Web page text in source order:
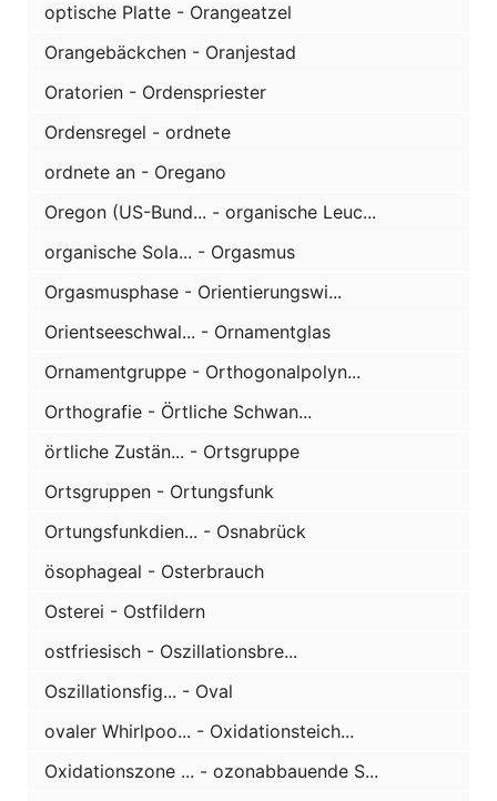
optische Platte - Orangeatzel
Orangebäckchen - Oranjestad
Oratorien - Ordenspriester
Ordensregel - ordnete
ordnete an - Oregano
Oregon (US-Bund... - organische Leuc...
organische Sola... - Orgasmus
Orgasmusphase - Orientierungswi...
Orientseeschwal... - Ornamentglas
Ornamentgruppe - Orthogonalpolyn...
Orthografie - Örtliche Schwan...
örtliche Zustän... - Ortsgruppe
Ortsgruppen - Ortungsfunk
Ortungsfunkdien... - Osnabrück
ösophageal - Osterbrauch
Osterei - Ostfildern
ostfriesisch - Oszillationsbre...
Oszillationsfig... - Oval
ovaler Whirlpoo... - Oxidationsteich...
Oxidationszone ... - ozonabbauende S...